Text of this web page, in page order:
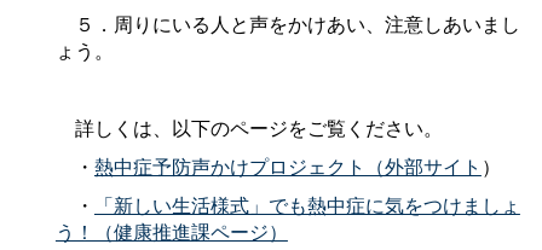
５．周りにいる人と声をかけあい、注意しあいまし
ょう。
詳しくは、以下のページをご覧ください。
・ 熱中症予防声かけプロジェクト（外部サイト ）
・
「新しい生活様式」でも熱中症に気をつけましょ
う！（健康推進課ページ）